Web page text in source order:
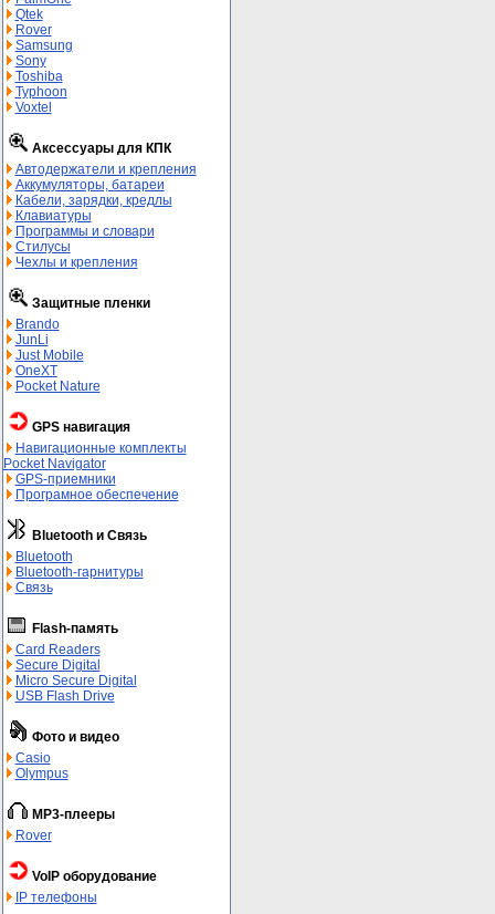
Qtek
Rover
Samsung
Sony
Toshiba
Typhoon
Voxtel
Аксессуары для КПК
Автодержатели и крепления
Аккумуляторы, батареи
Кабели, зарядки, кредлы
Клавиатуры
Программы и словари
Стилусы
Чехлы и крепления
Защитные пленки
Brando
JunLi
Just Mobile
OneXT
Pocket Nature
GPS навигация
Навигационные комплекты
Pocket Navigator
GPS-приемники
Програмное обеспечение
Bluetooth и Связь
Bluetooth
Bluetooth-гарнитуры
Связь
Flash-память
Card Readers
Secure Digital
Micro Secure Digital
USB Flash Drive
Фото и видео
Casio
Olympus
MP3-плееры
Rover
VoIP оборудование
IP телефоны